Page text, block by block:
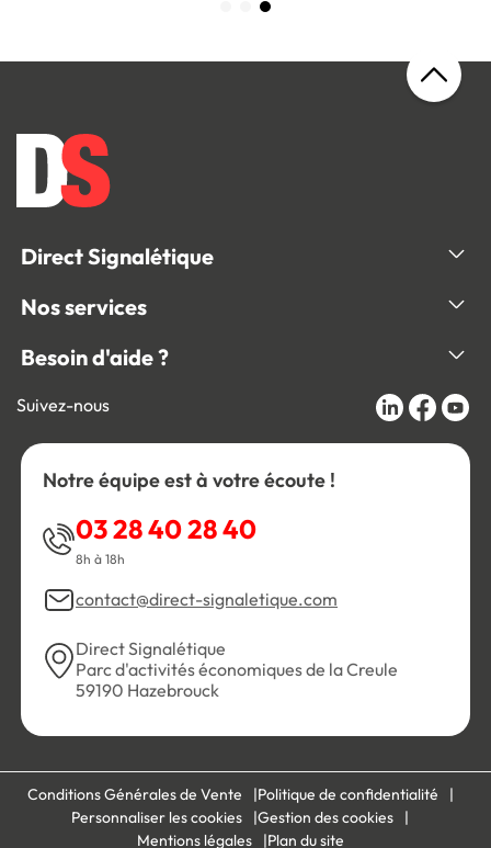
Direct Signalétique
Nos services
Besoin d'aide ?
Suivez-nous
Notre équipe est à votre écoute !
03 28 40 28 40
8h à 18h
contact@direct-signaletique.com
Direct Signalétique
Parc d'activités économiques de la Creule
59190 Hazebrouck
Conditions Générales de Vente
Politique de confidentialité
Personnaliser les cookies
Gestion des cookies
Mentions légales
Plan du site